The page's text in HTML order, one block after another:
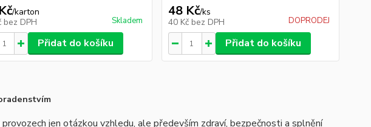
/karton
bez DPH Skladem
Přidat do košíku
48 Kč/ks
40 Kč bez DPH DOPRODEJ
Přidat do košíku
jen otázkou vzhledu, ale především zdraví, bezpečnosti a splnění